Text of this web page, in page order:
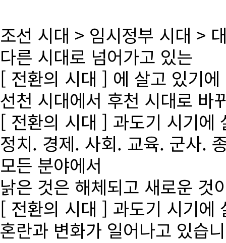
조선 시대 > 임시정부 시대 >
다른 시대로 넘어가고 있는
[ 전환의 시대 ] 에 살고 있기에
선천 시대에서 후천 시대로 바
[ 전환의 시대 ] 과도기 시기에
정치. 경제. 사회. 교육. 군사.
모든 분야에서
낡은 것은 해체되고 새로운 것
[ 전환의 시대 ] 과도기 시기에
혼란과 변화가 일어나고 있습